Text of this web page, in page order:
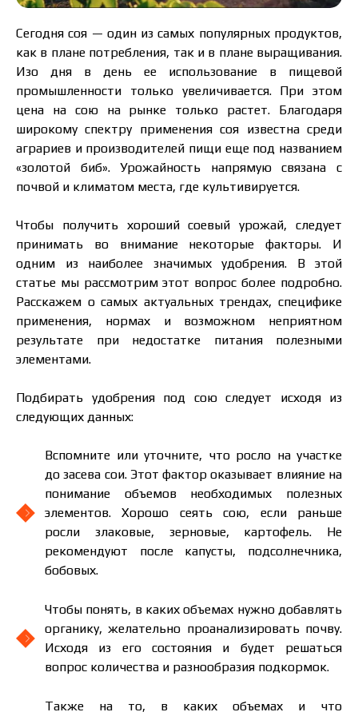
Сегодня соя — один из самых популярных продуктов,
как в плане потребления, так и в плане выращивания.
Изо дня в день ее использование в пищевой
промышленности только увеличивается. При этом
цена на сою на рынке только растет. Благодаря
широкому спектру применения соя известна среди
аграриев и производителей пищи еще под названием
«золотой биб». Урожайность напрямую связана с
почвой и климатом места, где культивируется.
Чтобы получить хороший соевый урожай, следует
принимать во внимание некоторые факторы. И
одним из наиболее значимых удобрения. В этой
статье мы рассмотрим этот вопрос более подробно.
Расскажем о самых актуальных трендах, специфике
применения, нормах и возможном неприятном
результате при недостатке питания полезными
элементами.
Подбирать удобрения под сою следует исходя из
следующих данных:
Вспомните или уточните, что росло на участке
до засева сои. Этот фактор оказывает влияние на
понимание объемов необходимых полезных
элементов. Хорошо сеять сою, если раньше
росли злаковые, зерновые, картофель. Не
рекомендуют после капусты, подсолнечника,
бобовых.
Чтобы понять, в каких объемах нужно добавлять
органику, желательно проанализировать почву.
Исходя из его состояния и будет решаться
вопрос количества и разнообразия подкормок.
Также на то, в каких объемах и что